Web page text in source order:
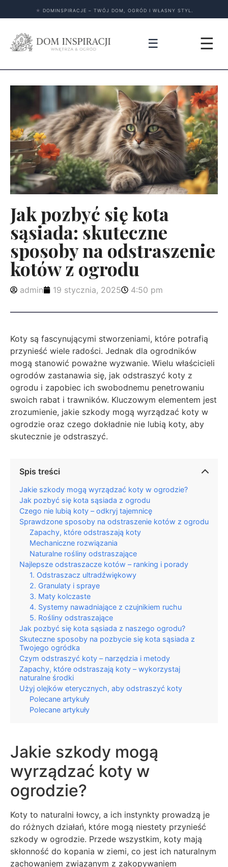
★ DOMINSPIRACJE – TWÓJ DOM, OGRÓD I WŁASNY STYL.
☰ ☰
Jak pozbyć się kota
sąsiada: skuteczne
sposoby na odstraszenie
kotów z ogrodu
admin 19 stycznia, 2025 4:50 pm
Koty są fascynującymi stworzeniami, które potrafią
przynieść wiele radości. Jednak dla ogrodników
mogą stanowić poważne wyzwanie. Wielu właścicieli
ogrodów zastanawia się, jak odstraszyć koty z
ogrodu i zapobiec ich swobodnemu penetrowaniu
swoich rabat i trawników. Kluczowym elementem jest
zrozumienie, jakie szkody mogą wyrządzać koty w
ogrodzie oraz czego dokładnie nie lubią koty, aby
skutecznie je odstraszyć.
Spis treści
Jakie szkody mogą wyrządzać koty w ogrodzie?
Jak pozbyć się kota sąsiada z ogrodu
Czego nie lubią koty – odkryj tajemnicę
Sprawdzone sposoby na odstraszenie kotów z ogrodu
Zapachy, które odstraszają koty
Mechaniczne rozwiązania
Naturalne rośliny odstraszające
Najlepsze odstraszacze kotów – ranking i porady
1. Odstraszacz ultradźwiękowy
2. Granulaty i spraye
3. Maty kolczaste
4. Systemy nawadniające z czujnikiem ruchu
5. Rośliny odstraszające
Jak pozbyć się kota sąsiada z naszego ogrodu?
Skuteczne sposoby na pozbycie się kota sąsiada z
Twojego ogródka
Czym odstraszyć koty – narzędzia i metody
Zapachy, które odstraszają koty – wykorzystaj
naturalne środki
Użyj olejków eterycznych, aby odstraszyć koty
Polecane artykuły
Polecane artykuły
Jakie szkody mogą
wyrządzać koty w
ogrodzie?
Koty to naturalni łowcy, a ich instynkty prowadzą je
do różnych działań, które mogą niestety przynieść
szkody w ogrodzie. Przede wszystkim, koty mają
skłonność do kopania w ziemi, co jest ich naturalnym
zachowaniem związanym z zakopywaniem